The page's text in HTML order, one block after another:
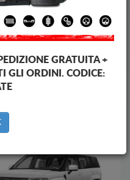
Santa Fe
Brands
GRATUITA +
GLI ORDINI. CODICE: